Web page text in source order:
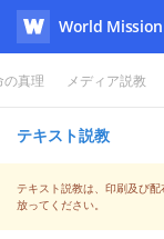
WATV
World
の真理 メディア説教
テキスト説教
テキスト説教は、印刷及び
放ってください。